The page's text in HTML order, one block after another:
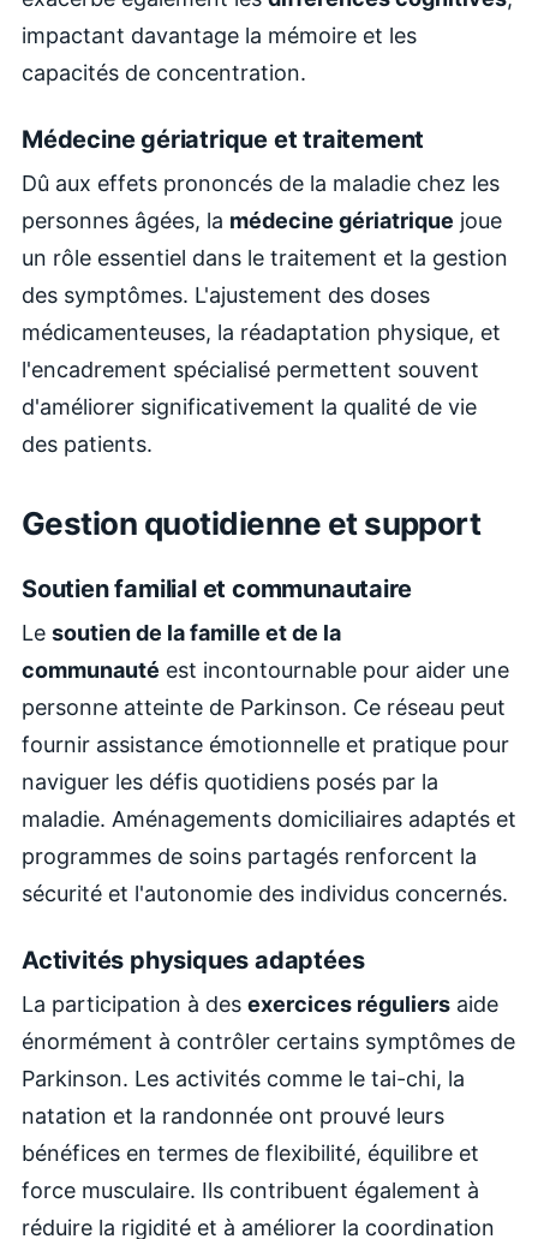
impactant davantage la mémoire et les
capacités de concentration.
Médecine gériatrique et traitement
Dû aux effets prononcés de la maladie chez les
personnes âgées, la médecine gériatrique joue
un rôle essentiel dans le traitement et la gestion
des symptômes. L'ajustement des doses
médicamenteuses, la réadaptation physique, et
l'encadrement spécialisé permettent souvent
d'améliorer significativement la qualité de vie
des patients.
Gestion quotidienne et support
Soutien familial et communautaire
Le soutien de la famille et de la
communauté est incontournable pour aider une
personne atteinte de Parkinson. Ce réseau peut
fournir assistance émotionnelle et pratique pour
naviguer les défis quotidiens posés par la
maladie. Aménagements domiciliaires adaptés et
programmes de soins partagés renforcent la
sécurité et l'autonomie des individus concernés.
Activités physiques adaptées
La participation à des exercices réguliers aide
énormément à contrôler certains symptômes de
Parkinson. Les activités comme le tai-chi, la
natation et la randonnée ont prouvé leurs
bénéfices en termes de flexibilité, équilibre et
force musculaire. Ils contribuent également à
réduire la rigidité et à améliorer la coordination